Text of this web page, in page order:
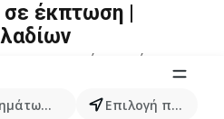
κατηγοριών, προϊόντων...
Επιλογή πόλης
έκπτωση |
για αυτόν τον όρο.
την κατηγορία